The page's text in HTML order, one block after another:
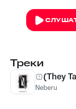
Треки
(They
Neberu